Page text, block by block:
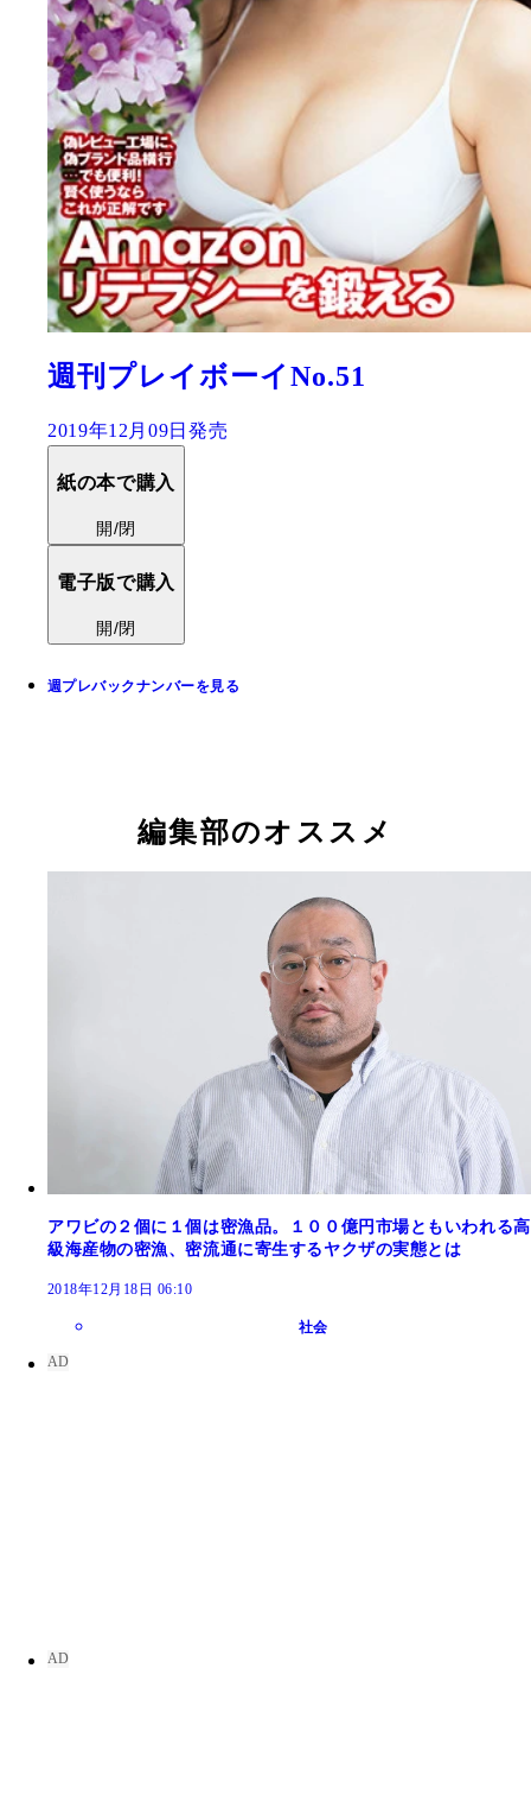
週刊プレイボーイNo.51
2019年12月09日発売
紙の本で購入
開/閉
電子版で購入
開/閉
週プレバックナンバーを見る
編集部のオススメ
アワビの２個に１個は密漁品。１００億円市場ともいわれる高
級海産物の密漁、密流通に寄生するヤクザの実態とは
2018年12月18日 06:10
社会